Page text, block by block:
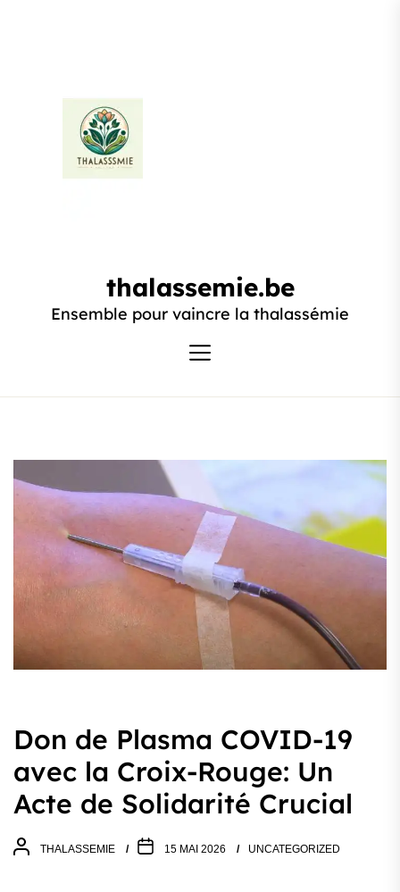
thalassemie.be
thalassemie.be
Ensemble pour vaincre la thalassémie
Don de Plasma COVID-19
avec la Croix-Rouge: Un
Acte de Solidarité Crucial
THALASSEMIE 15 MAI 2026 UNCATEGORIZED